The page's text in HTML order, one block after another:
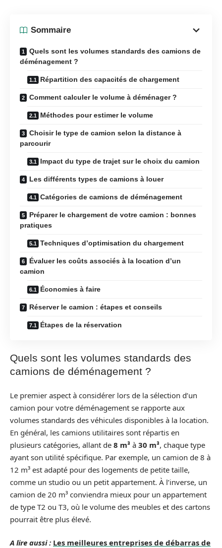
Sommaire
Quels sont les volumes standards des camions de
déménagement ?
Répartition des capacités de chargement
Comment calculer le volume à déménager ?
Méthodes pour estimer le volume
Choisir le type de camion selon la distance à
parcourir
Impact du type de trajet sur le choix du camion
Les différents types de camions à louer
Catégories de camions de déménagement
Préparer le chargement de votre camion : bonnes
pratiques
Techniques d’optimisation du chargement
Évaluer les coûts associés à la location d’un
camion
Économies à faire
Réserver le camion : étapes et conseils
Étapes de la réservation
Quels sont les volumes standards des
camions de déménagement ?
Le premier aspect à considérer lors de la sélection d’un
camion pour votre déménagement se rapporte aux
volumes standards des véhicules disponibles à la location.
En général, les camions utilitaires sont répartis en
plusieurs catégories, allant de 8 m³ à 30 m³, chaque type
ayant son utilité spécifique. Par exemple, un camion de 8 à
12 m³ est adapté pour des logements de petite taille,
comme un studio ou un petit appartement. À l’inverse, un
camion de 20 m³ conviendra mieux pour un appartement
de type T2 ou T3, où le volume des meubles et des cartons
pourrait être plus élevé.
A lire aussi : Les meilleures entreprises de débarras de